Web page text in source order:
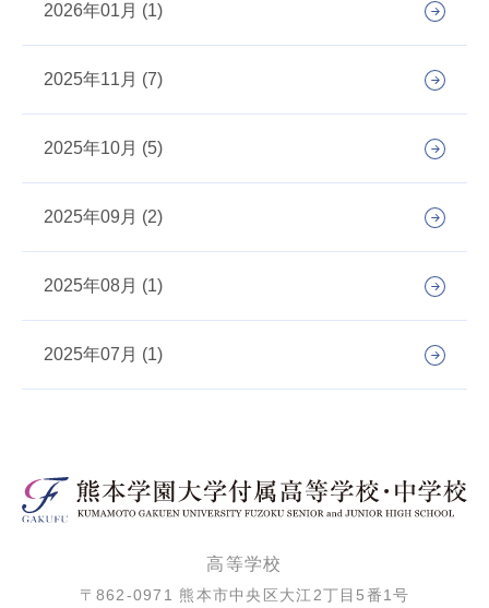
2026年01月 (1)
2025年11月 (7)
2025年10月 (5)
2025年09月 (2)
2025年08月 (1)
2025年07月 (1)
高等学校
〒862-0971 熊本市中央区大江2丁目5番1号